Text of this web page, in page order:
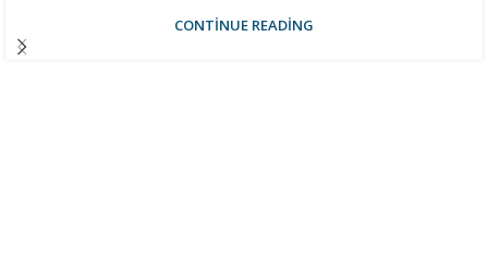
CONTINUE READING